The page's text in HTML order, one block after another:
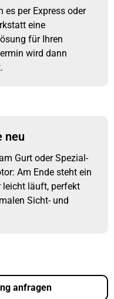
es per Express oder
eine
für Ihren
wird dann
neu
Gurt oder Spezial-
Am Ende steht ein
leicht läuft, perfekt
Sicht- und
anfragen